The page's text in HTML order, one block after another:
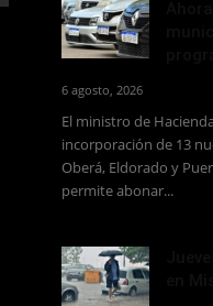
6 agosto, 2026
El ministro de
incorporación de 13
Oberá, Eldorado y
permite abonar...